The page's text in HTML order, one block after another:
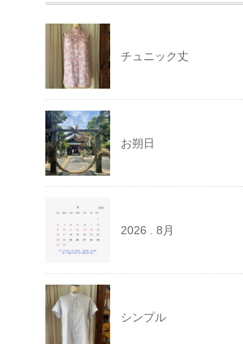
チュニック丈
お朔日
2026 . 8月
シンプル